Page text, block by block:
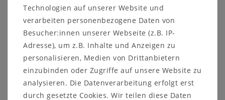
Barrierefreiheitserklärung
Widerrufs­recht
Kontakt
Vertrag widerrufen
CASA DE MOBILA
Über uns
Technologien auf unserer Website und
verarbeiten personenbezogene Daten von
Besucher:innen unserer Webseite (z.B. IP-
Adresse), um z.B. Inhalte und Anzeigen zu
personalisieren, Medien von Drittanbietern
einzubinden oder Zugriffe auf unsere Website zu
analysieren. Die Datenverarbeitung erfolgt erst
durch gesetzte Cookies. Wir teilen diese Daten